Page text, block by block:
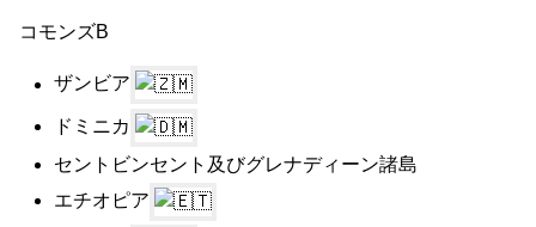
コモンズB
ザンビア
ドミニカ
セントビンセント及びグレナディーン諸島
エチオピア